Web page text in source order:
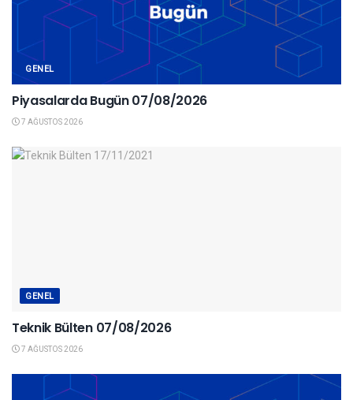
GENEL
Piyasalarda Bugün 07/08/2026
7 AĞUSTOS 2026
GENEL
Teknik Bülten 07/08/2026
7 AĞUSTOS 2026